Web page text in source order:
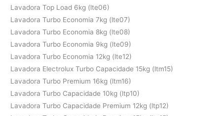
Lavadora Top Load 6kg (lte06)
Lavadora Turbo Economia 7kg (lte07)
Lavadora Turbo Economia 8kg (lte08)
Lavadora Turbo Economia 9kg (lte09)
Lavadora Turbo Economia 12kg (lte12)
Lavadora Electrolux Turbo Capacidade 15kg (ltm15)
Lavadora Turbo Premium 16kg (ltm16)
Lavadora Turbo Capacidade 10kg (ltp10)
Lavadora Turbo Capacidade Premium 12kg (ltp12)